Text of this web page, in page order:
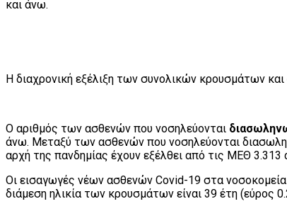
και άνω.
Η διαχρονική εξέλιξη των συνολικών κρουσμάτων
Ο αριθμός των ασθενών που νοσηλεύονται
άνω. Μεταξύ των ασθενών που νοσηλεύονται
αρχή της πανδημίας έχουν εξέλθει από τις ΜΕΘ 3.313
Οι εισαγωγές νέων ασθενών Covid-19 στα
διάμεση ηλικία των κρουσμάτων είναι 39 έτη (εύρος